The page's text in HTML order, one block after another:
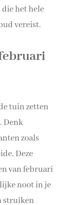
het hele
vereist.
tuin zetten
Denk
zoals
Deze
van februari
noot in je
struiken